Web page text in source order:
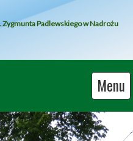
Zygmunta Padlewskiego w Nadrożu
Menu